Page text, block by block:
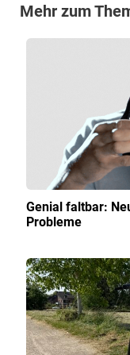
Mehr zum
Genial faltbar:
Probleme